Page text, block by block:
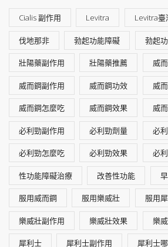
Cialis 副作用 Levitra Levitra臺
伐地那非 勃起功能障礙 勃起
壯陽藥副作用 壯陽藥推薦 威
威而鋼副作用 威而鋼功效 威
威而鋼怎麼吃 威而鋼效果 威
必利勁副作用 必利勁劑量 必
必利勁怎麼吃 必利勁效果 必
性功能障礙治療 改善性功能
服用威而鋼 服用樂威壯 服用
樂威壯副作用 樂威壯效果 樂
犀利士 犀利士副作用 犀利士